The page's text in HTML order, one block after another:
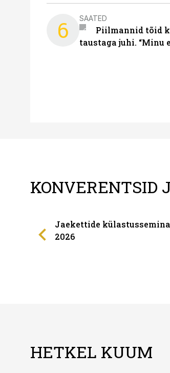
6 SAATED
Piilmannid tõid
taustaga juhi. “Minu
KONVERENTSID
Jaekettide
2026
HETKEL KUUM